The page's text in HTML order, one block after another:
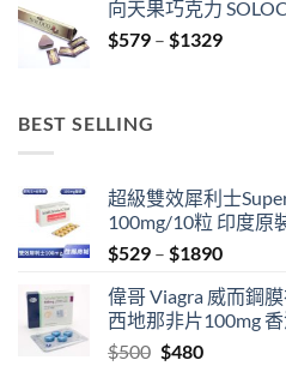
$529
through
向天果巧克力
$579 – $1329Price
BEST SELLING
超級雙效犀利士
100mg/10粒 印度原
$529 – $1890Price
$529
偉哥 Viagra 威而鋼
西地那非片100mg
$500 Original
$480Current